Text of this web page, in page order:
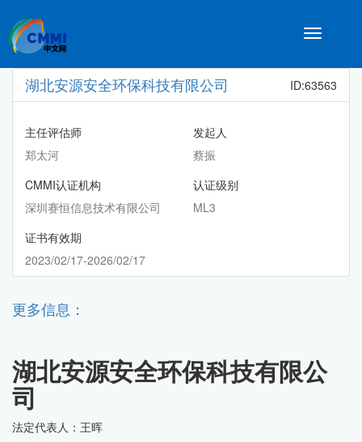
Toggle
湖北安源安全环保科技有限公司 ID:63563
主任评估师
郑太河
发起人
蔡振
CMMI认证机构
深圳赛恒信息技术有限公司
认证级别
ML3
证书有效期
2023/02/17-2026/02/17
更多信息：
湖北安源安全环保科技有限公
司
法定代表人：王晖